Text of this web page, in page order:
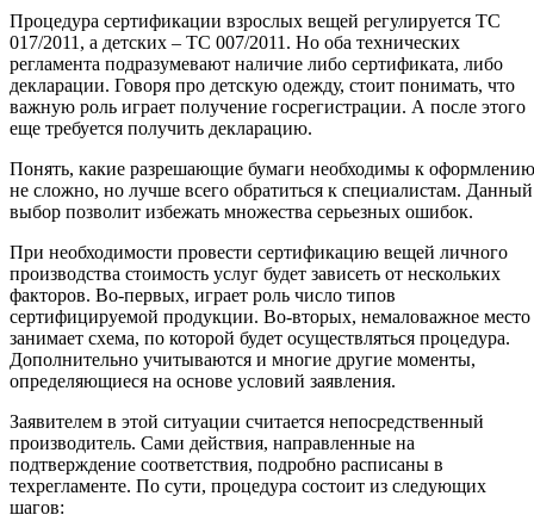
Процедура сертификации взрослых вещей регулируется ТС
017/2011, а детских – ТС 007/2011. Но оба технических
регламента подразумевают наличие либо сертификата, либо
декларации. Говоря про детскую одежду, стоит понимать, что
важную роль играет получение госрегистрации. А после этого
еще требуется получить декларацию.
Понять, какие разрешающие бумаги необходимы к оформлению
не сложно, но лучше всего обратиться к специалистам. Данный
выбор позволит избежать множества серьезных ошибок.
При необходимости провести сертификацию вещей личного
производства стоимость услуг будет зависеть от нескольких
факторов. Во-первых, играет роль число типов
сертифицируемой продукции. Во-вторых, немаловажное место
занимает схема, по которой будет осуществляться процедура.
Дополнительно учитываются и многие другие моменты,
определяющиеся на основе условий заявления.
Заявителем в этой ситуации считается непосредственный
производитель. Сами действия, направленные на
подтверждение соответствия, подробно расписаны в
техрегламенте. По сути, процедура состоит из следующих
шагов: